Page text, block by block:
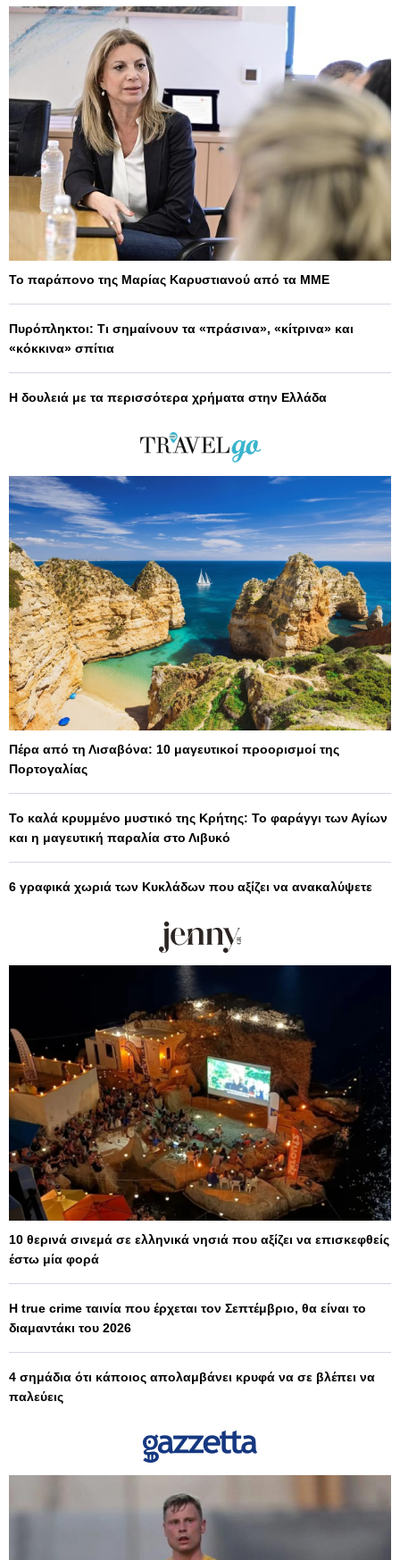
Το παράπονο της Μαρίας Καρυστιανού από τα ΜΜΕ
Πυρόπληκτοι: Τι σημαίνουν τα «πράσινα», «κίτρινα» και
«κόκκινα» σπίτια
Η δουλειά με τα περισσότερα χρήματα στην Ελλάδα
Πέρα από τη Λισαβόνα: 10 μαγευτικοί προορισμοί της
Πορτογαλίας
Το καλά κρυμμένο μυστικό της Κρήτης: Το φαράγγι των Αγίων
και η μαγευτική παραλία στο Λιβυκό
6 γραφικά χωριά των Κυκλάδων που αξίζει να ανακαλύψετε
10 θερινά σινεμά σε ελληνικά νησιά που αξίζει να επισκεφθείς
έστω μία φορά
Η true crime ταινία που έρχεται τον Σεπτέμβριο, θα είναι το
διαμαντάκι του 2026
4 σημάδια ότι κάποιος απολαμβάνει κρυφά να σε βλέπει να
παλεύεις